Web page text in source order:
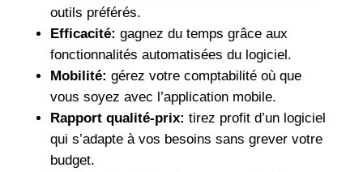
outils préférés.
Efficacité: gagnez du temps grâce aux
fonctionnalités automatisées du logiciel.
Mobilité: gérez votre comptabilité où que
vous soyez avec l’application mobile.
Rapport qualité-prix: tirez profit d’un logiciel
qui s’adapte à vos besoins sans grever votre
budget.